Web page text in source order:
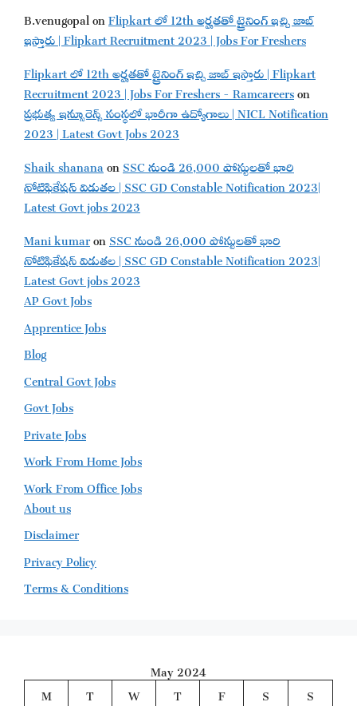
B.venugopalonFlipkart లో 12th అర్హతతో ట్రైనింగ్ ఇచ్చి జాబ్
ఇస్తారు | Flipkart Recruitment 2023 | Jobs For Freshers
Flipkart లో 12th అర్హతతో ట్రైనింగ్ ఇచ్చి జాబ్ ఇస్తారు | Flipkart
Recruitment 2023 | Jobs For Freshers - Ramcareerson
ప్రభుత్వ ఇన్సూరెన్స్ సంస్థలో భారీగా ఉద్యోగాలు | NICL Notification
2023 | Latest Govt Jobs 2023
Shaik shananaonSSC నుండి 26,000 పోస్టులతో భారి
నోటిఫికేషన్ విడుతల | SSC GD Constable Notification 2023|
Latest Govt jobs 2023
Mani kumaronSSC నుండి 26,000 పోస్టులతో భారి
నోటిఫికేషన్ విడుతల | SSC GD Constable Notification 2023|
Latest Govt jobs 2023
AP Govt Jobs
Apprentice Jobs
Blog
Central Govt Jobs
Govt Jobs
Private Jobs
Work From Home Jobs
Work From Office Jobs
About us
Disclaimer
Privacy Policy
Terms & Conditions
May 2024
M
T W T F S S